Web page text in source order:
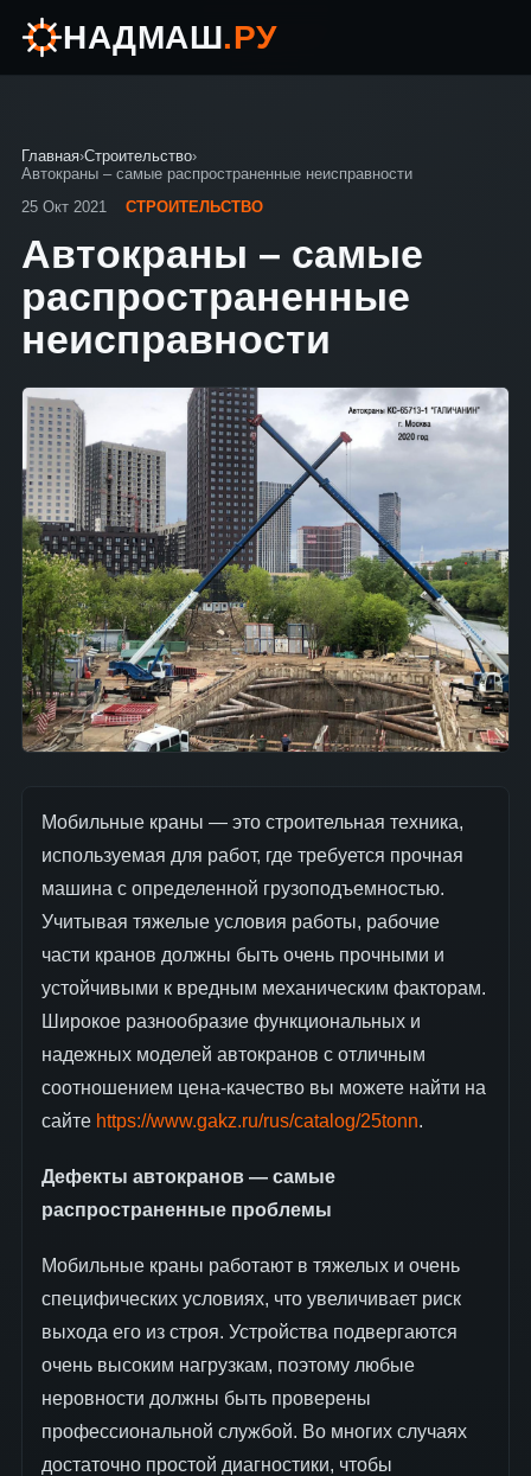
НАДМАШ.РУ
Главная›Строительство›
Автокраны – самые распространенные неисправности
25 Окт 2021
СТРОИТЕЛЬСТВО
Автокраны – самые
распространенные
неисправности
Мобильные краны — это строительная техника,
используемая для работ, где требуется прочная
машина с определенной грузоподъемностью.
Учитывая тяжелые условия работы, рабочие
части кранов должны быть очень прочными и
устойчивыми к вредным механическим факторам.
Широкое разнообразие функциональных и
надежных моделей автокранов с отличным
соотношением цена-качество вы можете найти на
сайте https://www.gakz.ru/rus/catalog/25tonn.
Дефекты автокранов — самые
распространенные проблемы
Мобильные краны работают в тяжелых и очень
специфических условиях, что увеличивает риск
выхода его из строя. Устройства подвергаются
очень высоким нагрузкам, поэтому любые
неровности должны быть проверены
профессиональной службой. Во многих случаях
достаточно простой диагностики, чтобы